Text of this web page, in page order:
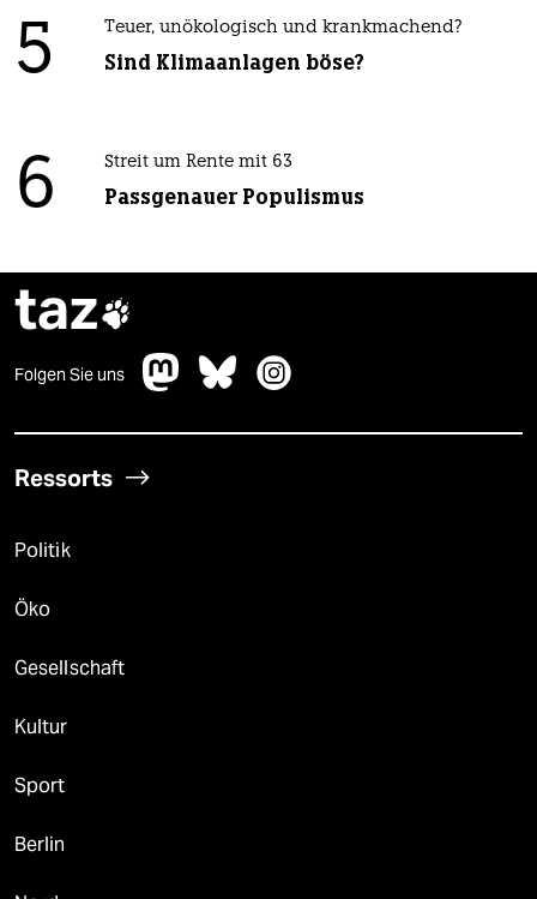
5 Teuer, unökologisch und krankmachend?
Sind Klimaanlagen böse?
6 Streit um Rente mit 63
Passgenauer Populismus
taz
Folgen Sie uns
Ressorts
Politik
Öko
Gesellschaft
Kultur
Sport
Berlin